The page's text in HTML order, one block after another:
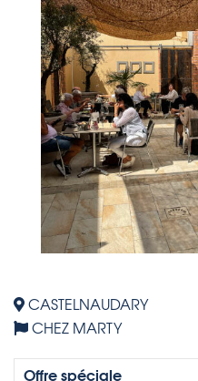
CASTELNAUDARY
CHEZ MARTY